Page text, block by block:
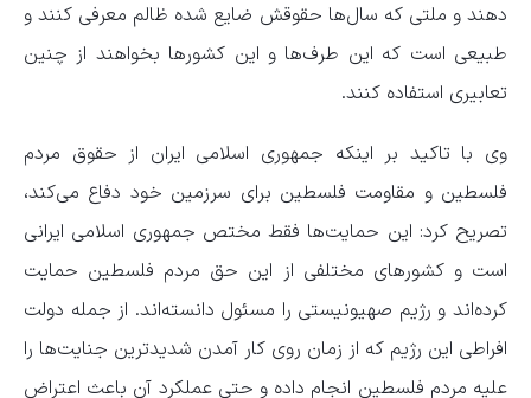
دهند و ملتی که سال‌ها حقوقش ضایع شده ظالم معرفی کنند و
طبیعی است که این طرف‌ها و این کشورها بخواهند از چنین
تعابیری استفاده کنند.
وی با تاکید بر اینکه جمهوری اسلامی ایران از حقوق مردم
فلسطین و مقاومت فلسطین برای سرزمین خود دفاع می‌کند،
تصریح کرد: این حمایت‌ها فقط مختص جمهوری اسلامی ایرانی
است و کشورهای مختلفی از این حق مردم فلسطین حمایت
کرده‌اند و رژیم صهیونیستی را مسئول دانسته‌اند. از جمله دولت
افراطی این رژیم که از زمان روی کار آمدن شدیدترین جنایت‌ها را
علیه مردم فلسطین انجام داده و حتی عملکرد آن باعث اعتراض